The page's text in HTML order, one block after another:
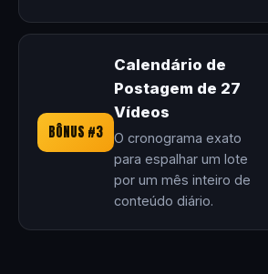
BÔNUS #3
Calendário de
Postagem de 27
Vídeos
O cronograma exato
para espalhar um lote
por um mês inteiro de
conteúdo diário.